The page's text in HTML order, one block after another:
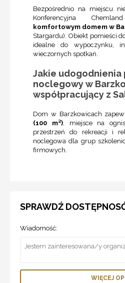
Bezpośrednio na miejscu
Konferencyjna Chemland
komfortowym domem w
Stargardu). Obiekt pomieści
idealne do wypoczynku,
wieczornych spotkań.
Jakie udogodnienia
noclegowy w
współpracujący z
Dom w Barzkowicach
(100 m²), miejsce na
przestrzeń do rekreacji i
noclegowa dla grup
firmowych.
SPRAWDŹ
Wiadomość:
WIĘCEJ